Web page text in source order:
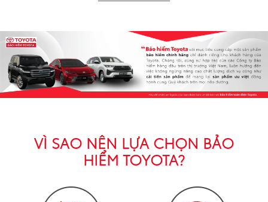
Dự toán chi phí
Đăng kí lái thử
VÌ SAO NÊN LỰA CHỌN BẢO
HIỂM TOYOTA?